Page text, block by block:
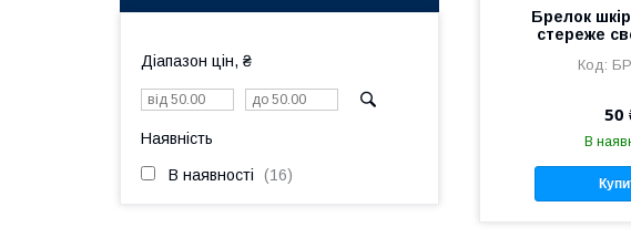
Брелок
стереже
50
В
Діапазон цін, ₴
Наявність
В наявності 16